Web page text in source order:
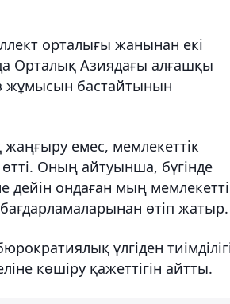
орталығы жанынан екі
Орталық Азиядағы алғашқы
жұмысын бастайтынын
емес, мемлекеттік
өтті. Оның айтуынша, бүгінде
дейін ондаған мың
өтіп жатыр.
үлгіден
көшіру қажеттігін айтты.